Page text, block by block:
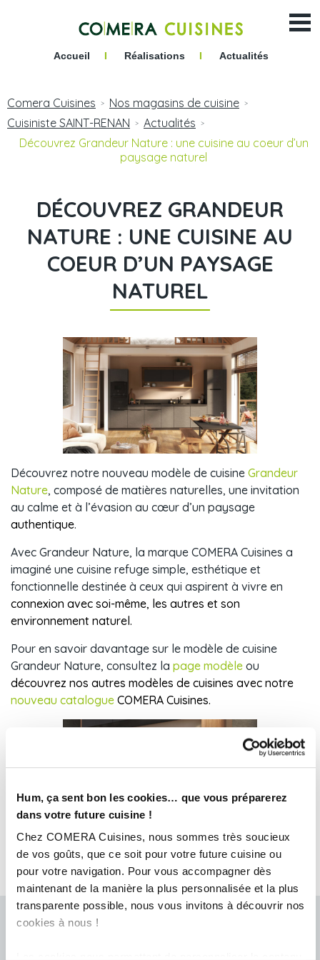
Hum, ça sent bon les cookies… que vous préparerez
dans votre future cuisine !
Chez COMERA Cuisines, nous sommes très soucieux
de vos goûts, que ce soit pour votre future cuisine ou
pour votre navigation. Pour vous accompagner dès
maintenant de la manière la plus personnalisée et la plus
transparente possible, nous vous invitons à découvrir nos
cookies à nous !
Accueil I Réalisations I Actualités
Comera Cuisines > Nos magasins de cuisine >
Cuisiniste SAINT-RENAN > Actualités >
Découvrez Grandeur Nature : une cuisine au coeur d’un
paysage naturel
DÉCOUVREZ GRANDEUR
NATURE : UNE CUISINE AU
COEUR D’UN PAYSAGE
NATUREL
Découvrez notre nouveau modèle de cuisine Grandeur
Nature, composé de matières naturelles, une invitation
au calme et à l’évasion au cœur d’un paysage
authentique.
Avec Grandeur Nature, la marque COMERA Cuisines a
imaginé une cuisine refuge simple, esthétique et
fonctionnelle destinée à ceux qui aspirent à vivre en
connexion avec soi-même, les autres et son
environnement naturel.
Pour en savoir davantage sur le modèle de cuisine
Grandeur Nature, consultez la page modèle ou
découvrez nos autres modèles de cuisines avec notre
nouveau catalogue COMERA Cuisines.
Prendre rendez-vous chez COMERA SAINT-